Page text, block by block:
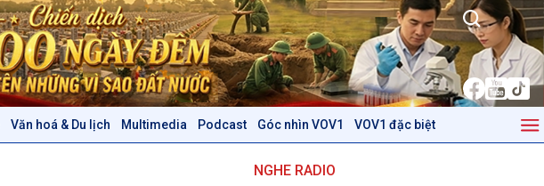
Văn hoá & Du lịch Multimedia Podcast Góc nhìn VOV1 VOV1 đặc biệt
NGHE RADIO